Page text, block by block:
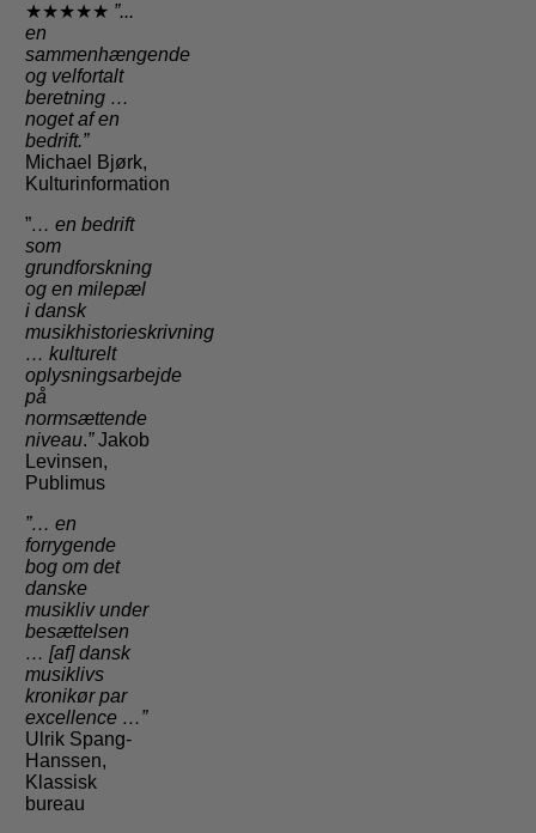
★★★★★ ”...
en
sammenhængende
og velfortalt
beretning …
noget af en
bedrift.”
Michael Bjørk,
Kulturinformation
”… en bedrift
som
grundforskning
og en milepæl
i dansk
musikhistorieskrivning
… kulturelt
oplysningsarbejde
på
normsættende
niveau.”Jakob
Levinsen,
Publimus
”… en
forrygende
bog om det
danske
musikliv under
besættelsen
… [af] dansk
musiklivs
kronikør par
excellence …”
Ulrik Spang-
Hanssen,
Klassisk
bureau